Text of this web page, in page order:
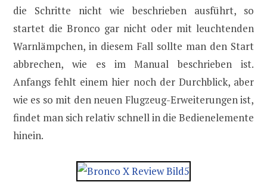
die Schritte nicht wie beschrieben ausführt, so
startet die Bronco gar nicht oder mit leuchtenden
Warnlämpchen, in diesem Fall sollte man den Start
abbrechen, wie es im Manual beschrieben ist.
Anfangs fehlt einem hier noch der Durchblick, aber
wie es so mit den neuen Flugzeug-Erweiterungen ist,
findet man sich relativ schnell in die Bedienelemente
hinein.